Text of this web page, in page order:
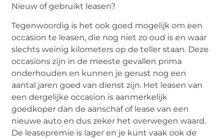
Nieuw of gebruikt leasen?
Tegenwoordig is het ook goed mogelijk om een
occasion te leasen, die nog niet zo oud is en waar
slechts weinig kilometers op de teller staan. Deze
occasions zijn in de meeste gevallen prima
onderhouden en kunnen je gerust nog een
aantal jaren goed van dienst zijn. Het leasen van
een dergelijke occasion is aanmerkelijk
goedkoper dan de aanschaf of lease van een
nieuwe auto en dus zeker het overwegen waard.
De leasepremie is lager en je kunt vaak ook de